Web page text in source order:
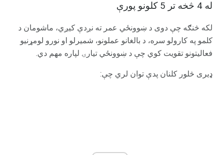
له 4 څخه تر 5 کلونو پورې
لکه څنګه چې دوی د ښوونځي عمر ته نږدې کیږي، ماشومان د
کلمو په کارولو سره، د بالغانو عملونو، شمیرلو او نورو لومړنیو
فعالیتونو تقویت کوي چې د ښوونځي تیارۍ لپاره مهم دي.
ډیری څلور کلنان پدې توان لري چې: